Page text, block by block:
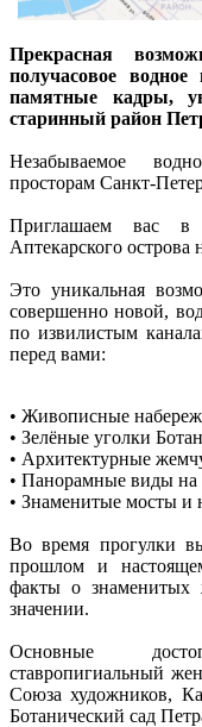
Прекрасная
получасовое водное
памятные кадры,
старинный район
Незабываемое
просторам Санкт-
Приглашаем вас в
Аптекарского острова
Это уникальная
совершенно новой,
по извилистым
перед вами:
• Живописные
• Зелёные уголки
• Архитектурные
• Панорамные виды на
• Знаменитые мосты и
Во время прогулки
прошлом и
факты о знаменитых
значении.
Основные
ставропигиальный
Союза художников,
Ботанический сад